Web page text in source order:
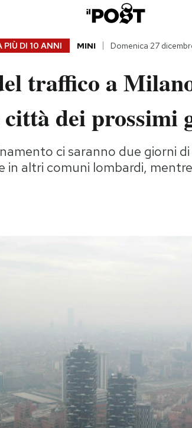
PIÙ DI 10 ANNI MINI Domenica 27
traffico a
dei prossimi
ci saranno due giorni
altri comuni lombardi,